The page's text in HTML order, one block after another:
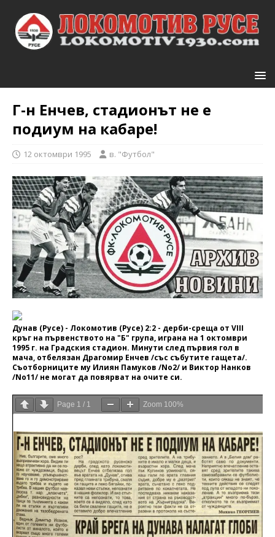
Г-н Енчев, стадионът не е
подиум на кабаре!
12 октомври 1995 в. "Футбол"
Дунав (Русе) - Локомотив (Русе) 2:2 - дерби-среща от VIII
кръг на първенството на "Б" група, играна на 1 октомври
1995 г. на Градския стадион. Минути след първия гол в
мача, отбелязан Драгомир Енчев /със събутите гащета/.
Съотборниците му Илиян Памуков /No2/ и Виктор Нанков
/No11/ не могат да повярват на очите си.
Page 1 / 1 Zoom 100%